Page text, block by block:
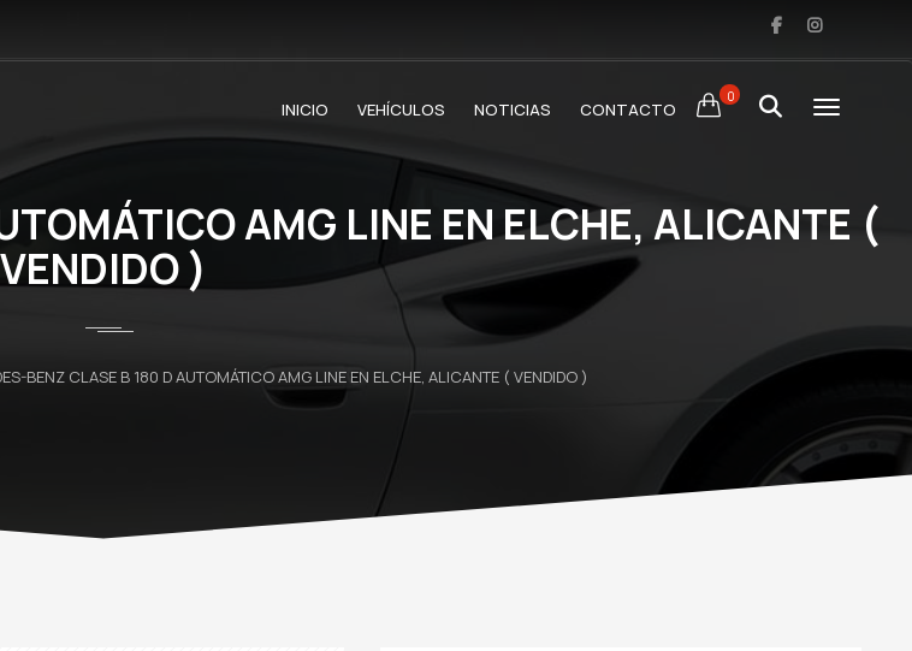
0
INICIO VEHÍCULOS NOTICIAS CONTACTO
AMG LINE EN ELCHE, ALICANTE (
VENDIDO )
BENZ CLASE B 180 D AUTOMÁTICO AMG LINE EN ELCHE, ALICANTE ( VENDIDO )